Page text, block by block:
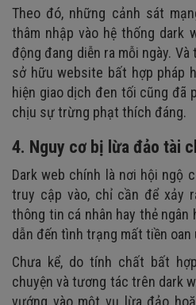
Theo đó, những cảnh sát
thâm nhập vào hệ thống dark
động đang diễn ra mỗi ngày.
sở hữu website bất hợp pháp
hiện giao dịch đen tối cũng đã
chịu sự trừng phạt thích đáng.
4. Nguy cơ bị lừa đảo tài
Dark web chính là nơi hội ngộ
truy cập vào, chỉ cần để xảy
thông tin cá nhân hay thẻ ngân
dẫn đến tình trạng mất tiền oan
Chưa kể, do tính chất bất
chuyện và tương tác trên dark